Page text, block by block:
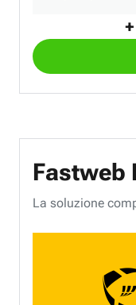
Fastweb
La soluzione